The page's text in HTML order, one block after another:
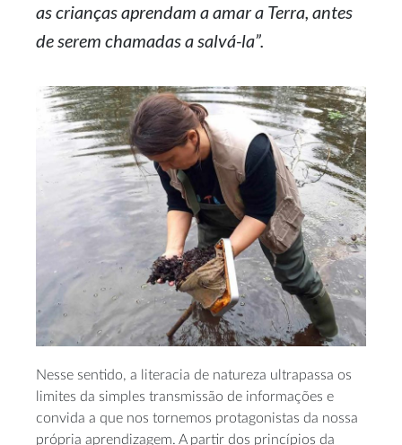
as crianças aprendam a amar a Terra, antes
de serem chamadas a salvá-la”.
Nesse sentido, a literacia de natureza ultrapassa os
limites da simples transmissão de informações e
convida a que nos tornemos protagonistas da nossa
própria aprendizagem. A partir dos princípios da